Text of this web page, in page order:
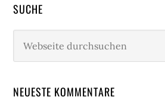
SUCHE
durchsuchen
NEUESTE KOMMENTARE